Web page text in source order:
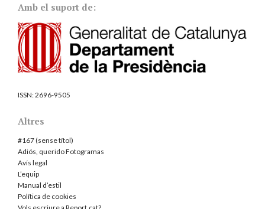
Amb el suport de:
ISSN:2696-9505
Altres
#167 (sense títol)
Adiós, querido Fotogramas
Avís legal
L’equip
Manual d’estil
Política de cookies